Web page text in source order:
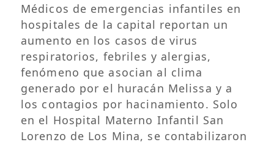
Médicos de emergencias infantiles en
hospitales de la capital reportan un
aumento en los casos de virus
respiratorios, febriles y alergias,
fenómeno que asocian al clima
generado por el huracán Melissa y a
los contagios por hacinamiento. Solo
en el Hospital Materno Infantil San
Lorenzo de Los Mina, se contabilizaron